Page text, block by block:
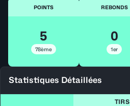
POINTS
5
78ème
REBONDS
0
1er
Statistiques Détaillées
TIRS